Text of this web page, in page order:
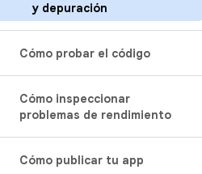
y depuración
Cómo probar el código
Cómo inspeccionar
problemas de rendimiento
Cómo publicar tu app